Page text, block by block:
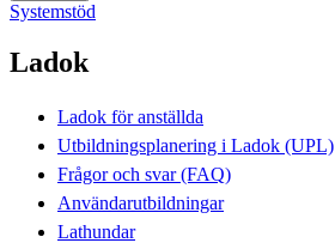
Systemstöd
Ladok
Ladok för anställda
Utbildningsplanering i Ladok (UPL)
Frågor och svar (FAQ)
Användarutbildningar
Lathundar